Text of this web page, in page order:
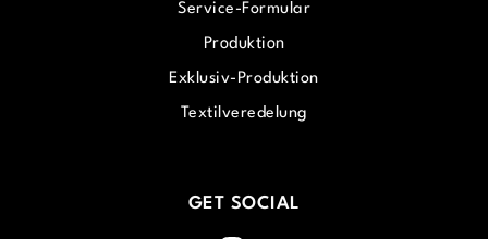
Service-Formular
Produktion
Exklusiv-Produktion
Textilveredelung
GET SOCIAL